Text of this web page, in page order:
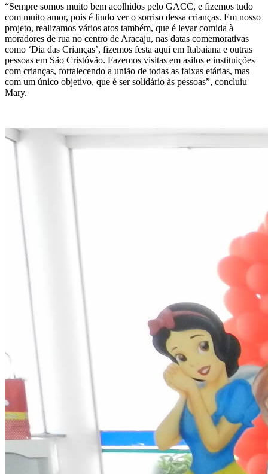
“Sempre somos muito bem acolhidos pelo GACC, e fizemos tudo
com muito amor, pois é lindo ver o sorriso dessa crianças. Em nosso
projeto, realizamos vários atos também, que é levar comida à
moradores de rua no centro de Aracaju, nas datas comemorativas
como ‘Dia das Crianças’, fizemos festa aqui em Itabaiana e outras
pessoas em São Cristóvão. Fazemos visitas em asilos e instituições
com crianças, fortalecendo a união de todas as faixas etárias, mas
com um único objetivo, que é ser solidário às pessoas”, concluiu
Mary.